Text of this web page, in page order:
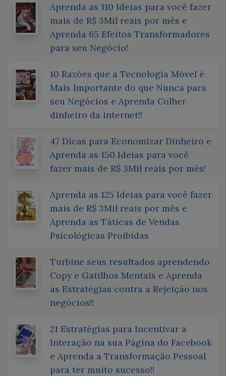
Aprenda as 110 Ideias para você fazer
mais de R$ 3Mil reais por mês e
Aprenda 65 Efeitos Transformadores
para seu Negócio!
10 Razões que a Tecnologia Móvel é
Mais Importante do que Nunca para
seu Negócios e Aprenda Colher
dinheiro da internet!!
47 Dicas para Economizar Dinheiro e
Aprenda as 150 Ideias para você
fazer mais de R$ 3Mil reais por mês!
Aprenda as 125 Ideias para você fazer
mais de R$ 3Mil reais por mês e
Aprenda as Táticas de Vendas
Psicológicas Proibidas
Turbine seus resultados aprendendo
Copy e Gatilhos Mentais e Aprenda
as Estratégias contra a Rejeição nos
negócios!!
21 Estratégias para Incentivar a
Interação na sua Página do Facebook
e Aprenda a Transformação Pessoal
para ter muito sucesso!!